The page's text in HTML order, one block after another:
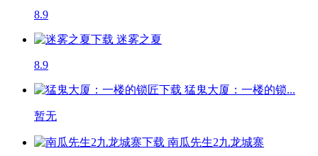
8.9
迷雾之夏
8.9
猛鬼大厦：一楼的锁...
暂无
南瓜先生2九龙城寨